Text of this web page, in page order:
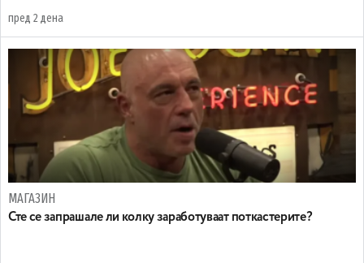
пред 2 дена
МАГАЗИН
Сте се запрашале ли колку заработуваат поткастерите?